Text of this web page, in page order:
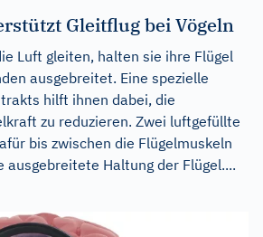
Gleitflug bei Vögeln
Luft gleiten, halten sie ihre Flügel
ausgebreitet. Eine spezielle
hilft ihnen dabei, die
zu reduzieren. Zwei luftgefüllte
bis zwischen die Flügelmuskeln
ausgebreitete Haltung der Flügel....